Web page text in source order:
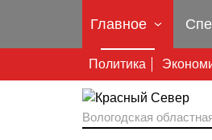
Главное
Политика
Вологодская